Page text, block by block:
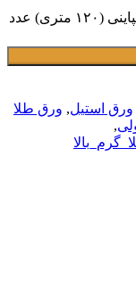
عدد
ورق استیل, ورق طلا
,